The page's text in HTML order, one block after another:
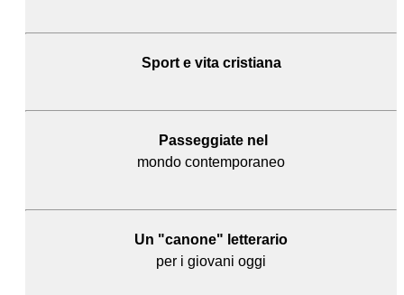
Sport e vita cristiana
Passeggiate nel
mondo contemporaneo
Un "canone" letterario
per i giovani oggi